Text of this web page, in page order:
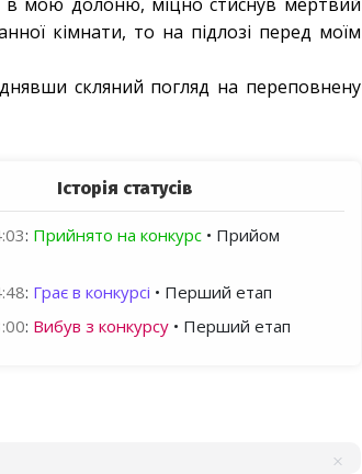
кімнати, то на підлозі перед моїм
скляний погляд на переповнену
Історія статусів
: Прийнято на конкурс• Прийом
: Грає в конкурсі • Перший етап
: Вибув з конкурсу• Перший етап